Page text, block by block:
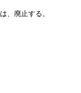
は、廃止する。